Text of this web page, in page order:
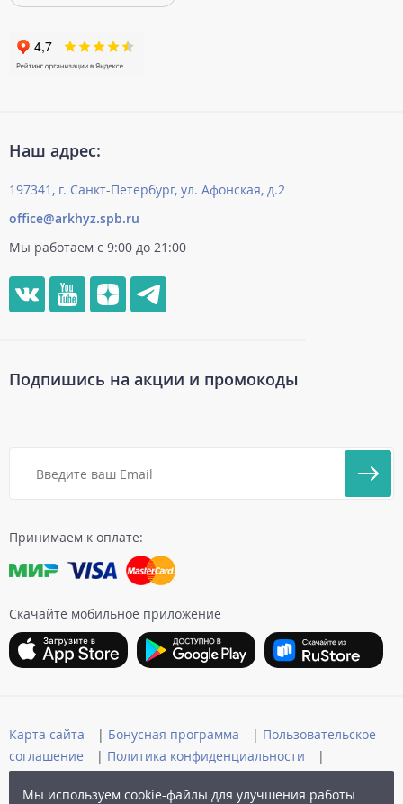
Наш адрес:
197341, г. Санкт-Петербург, ул. Афонская, д.2
office@arkhyz.spb.ru
Мы работаем с 9:00 до 21:00
Принимаем к оплате:
Скачайте мобильное приложение
Подпишись на акции и промокоды
Карта сайта | Бонусная программа | Пользовательское
соглашение
| Политика конфиденциальности
|
Публичная оферта
Мы используем cookie-файлы для улучшения работы